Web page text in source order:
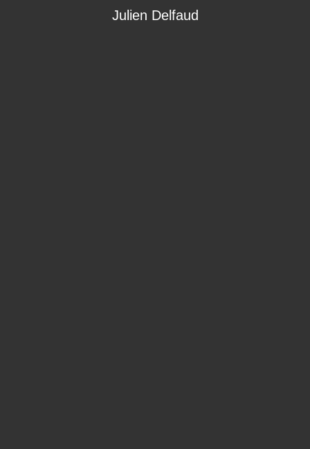
Julien Delfaud